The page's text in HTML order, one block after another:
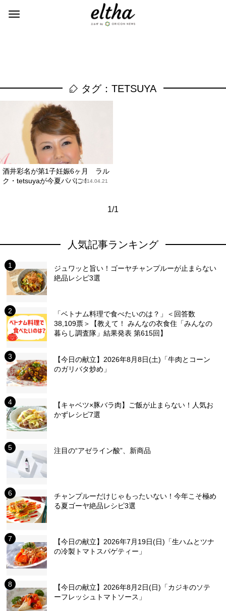
タグ：TETSUYA
酒井彩名が第1子妊娠6ヶ月 ラル
ク・tetsuyaが今夏パパに！2014.04.21
1/1
人気記事ランキング
ジュワッと旨い！ゴーヤチャンプルーが止まらない
絶品レシピ3選
「ベトナム料理で食べたいのは？」＜回答数
38,109票＞【教えて！ みんなの衣食住「みんなの
暮らし調査隊」結果発表 第615回】
【今日の献立】2026年8月8日(土)「牛肉とコーン
のガリバタ炒め」
【キャベツ×豚バラ肉】ご飯が止まらない！人気お
かずレシピ7選
注目の“アゼライン酸”、新商品
チャンプルーだけじゃもったいない！今年こそ極め
る夏ゴーヤ絶品レシピ3選
【今日の献立】2026年7月19日(日)「生ハムとツナ
の冷製トマトスパゲティー」
【今日の献立】2026年8月2日(日)「カジキのソテ
ーフレッシュトマトソース」